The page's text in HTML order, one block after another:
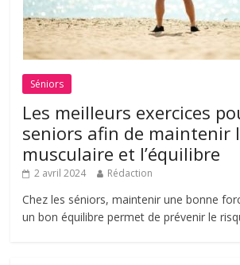
Séniors
Les meilleurs exercices
seniors afin de maintenir
musculaire et l’équilibre
2 avril 2024 Rédaction
Chez les séniors, maintenir une bonne
un bon équilibre permet de prévenir le